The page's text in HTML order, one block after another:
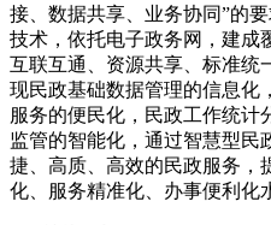
接、数据共享、业务协同”的
技术，依托电子政务网，建成
互联互通、资源共享、标准统
现民政基础数据管理的信息化
服务的便民化，民政工作统计
监管的智能化，通过智慧型民
捷、高质、高效的民政服务，
化、服务精准化、办事便利化